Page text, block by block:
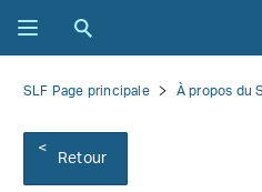
SLF Page principale À propos du
Retour